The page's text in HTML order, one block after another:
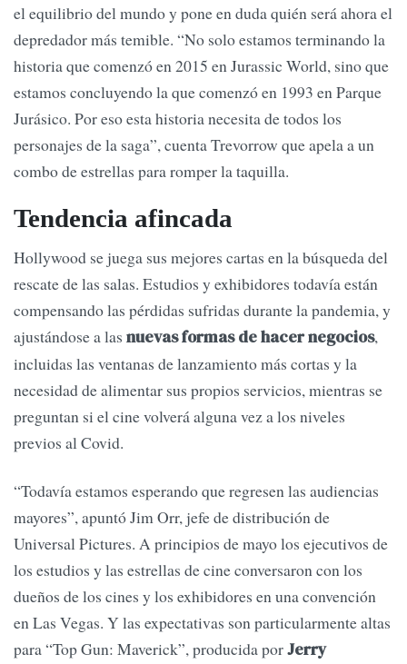
el equilibrio del mundo y pone en duda quién será ahora el
depredador más temible. “No solo estamos terminando la
historia que comenzó en 2015 en Jurassic World, sino que
estamos concluyendo la que comenzó en 1993 en Parque
Jurásico. Por eso esta historia necesita de todos los
personajes de la saga”, cuenta Trevorrow que apela a un
combo de estrellas para romper la taquilla.
Tendencia afincada
Hollywood se juega sus mejores cartas en la búsqueda del
rescate de las salas. Estudios y exhibidores todavía están
compensando las pérdidas sufridas durante la pandemia, y
ajustándose a las nuevas formas de hacer negocios,
incluidas las ventanas de lanzamiento más cortas y la
necesidad de alimentar sus propios servicios, mientras se
preguntan si el cine volverá alguna vez a los niveles
previos al Covid.
“Todavía estamos esperando que regresen las audiencias
mayores”, apuntó Jim Orr, jefe de distribución de
Universal Pictures. A principios de mayo los ejecutivos de
los estudios y las estrellas de cine conversaron con los
dueños de los cines y los exhibidores en una convención
en Las Vegas. Y las expectativas son particularmente altas
para “Top Gun: Maverick”, producida porJerry